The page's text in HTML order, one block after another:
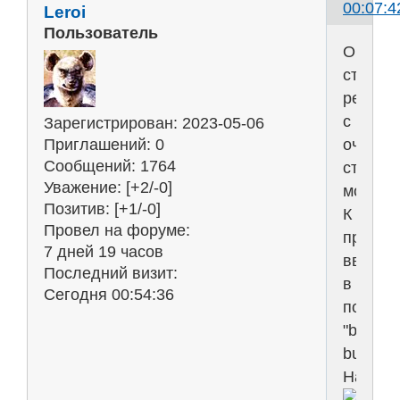
Leroi
Пользователь
Зарегистрирован: 2023-05-06
Приглашений: 0
Сообщений: 1764
Уважение: [+2/-0]
Позитив: [+1/-0]
Провел на форуме:
7 дней 19 часов
Последний визит:
Сегодня 00:54:36
Очень
ресурс
с
очень
К
ввожу
в
поиск
"big
butt"...